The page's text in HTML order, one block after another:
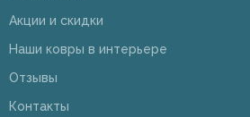
Акции и скидки
Наши ковры в интерьере
Отзывы
Контакты